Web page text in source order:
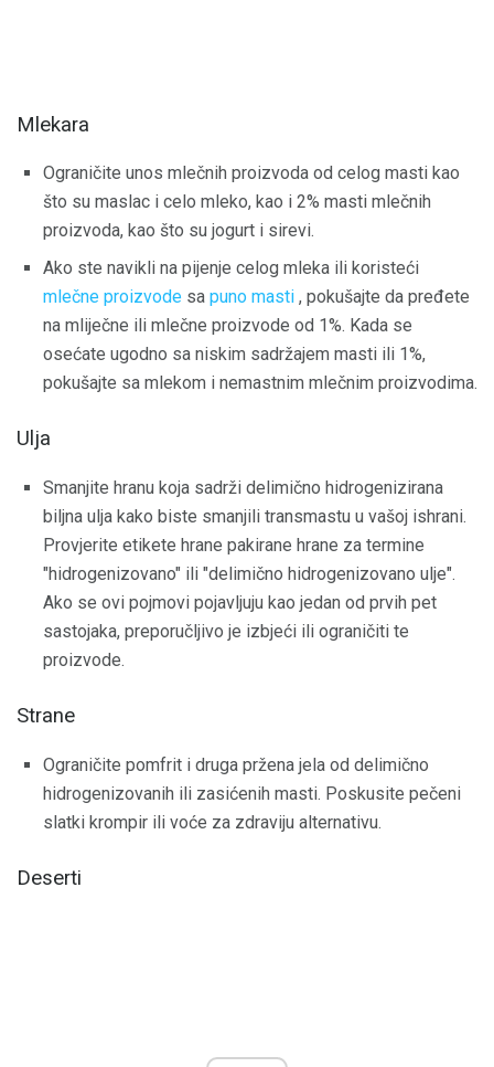
Mlekara
Ograničite unos mlečnih proizvoda od celog masti kao
što su maslac i celo mleko, kao i 2% masti mlečnih
proizvoda, kao što su jogurt i sirevi.
Ako ste navikli na pijenje celog mleka ili koristeći
mlečne proizvode sa puno masti , pokušajte da pređete
na mliječne ili mlečne proizvode od 1%. Kada se
osećate ugodno sa niskim sadržajem masti ili 1%,
pokušajte sa mlekom i nemastnim mlečnim proizvodima.
Ulja
Smanjite hranu koja sadrži delimično hidrogenizirana
biljna ulja kako biste smanjili transmastu u vašoj ishrani.
Provjerite etikete hrane pakirane hrane za termine
"hidrogenizovano" ili "delimično hidrogenizovano ulje".
Ako se ovi pojmovi pojavljuju kao jedan od prvih pet
sastojaka, preporučljivo je izbjeći ili ograničiti te
proizvode.
Strane
Ograničite pomfrit i druga pržena jela od delimično
hidrogenizovanih ili zasićenih masti. Poskusite pečeni
slatki krompir ili voće za zdraviju alternativu.
Deserti